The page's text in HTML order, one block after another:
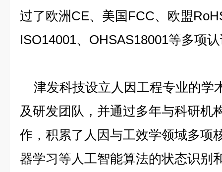
过了欧洲CE、美国FCC、欧盟
ISO14001、OHSAS18001等多项
津发科技设立人因工程专业的学
及研发团队，并通过多年与科研机
作，积累了人因与工效学领域多项
器学习等人工智能算法的状态识别